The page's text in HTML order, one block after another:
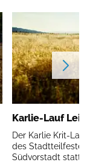
Karlie-Lauf
Der Karlie Krit-
des Stadtteilfestes
Südvorstadt statt.